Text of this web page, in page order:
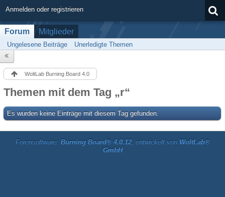
Anmelden oder registrieren
Forum Mitglieder
Ungelesene Beiträge Unerledigte Themen
WoltLab Burning Board 4.0
Themen mit dem Tag „r“
Es wurden keine Einträge mit diesem Tag gefunden.
Forensoftware: Burning Board® 4.0.12, entwickelt von WoltLab®
GmbH